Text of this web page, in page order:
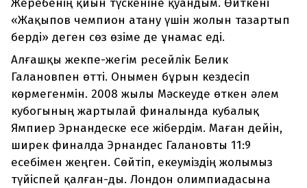
Жеребенің қиын түскеніне қуандым. Өйткені
«Жақыпов чемпион атану үшін жолын тазартып
берді» деген сөз өзіме де ұнамас еді.
Алғашқы жекпе-жегім ресейлік Белик
Галановпен өтті. Онымен бұрын кездесіп
көрмегенмін. 2008 жылы Мәскеуде өткен әлем
кубогының жартылай финалында кубалық
Ямпиер Эрнандеске есе жібердім. Маған дейін,
ширек финалда Эрнандес Галановты 11:9
есебімен жеңген. Сөйтіп, екеуміздің жолымыз
түйіспей қалған-ды. Лондон олимпиадасына